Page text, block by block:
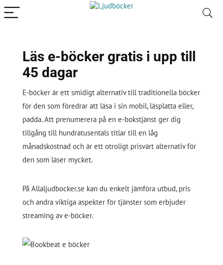
Läs e-böcker gratis i upp till
45 dagar
E-böcker är ett smidigt alternativ till traditionella böcker
för den som föredrar att läsa i sin mobil, läsplatta eller,
padda. Att prenumerera på en e-bokstjänst ger dig
tillgång till hundratusentals titlar till en låg
månadskostnad och är ett otroligt prisvärt alternativ för
den som läser mycket.
På Allaljudbocker.se kan du enkelt jämföra utbud, pris
och andra viktiga aspekter för tjänster som erbjuder
streaming av e-böcker.